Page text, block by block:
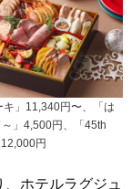
」11,340円〜、「は
」4,500円、「45th
円
ホテルラグジュ